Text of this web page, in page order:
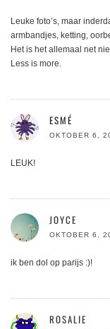
Leuke foto’s, maar
armbandjes, ketting,
Het is het allemaal net
Less is more.
ESMÉ
OKTOBER 6,
LEUK!
JOYCE
OKTOBER 6,
ik ben dol op parijs :)!
ROSALIE